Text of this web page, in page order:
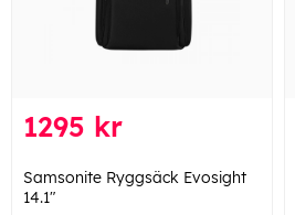
1295 kr
Samsonite Ryggsäck Evosight
14.1"